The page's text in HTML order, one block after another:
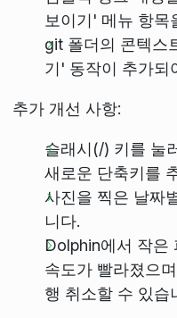
보이기' 메뉴 항목
git 폴더의 콘텍스
기' 동작이 추가되
추가 개선 사항:
슬래시(/) 키를 눌
새로운 단축키를
사진을 찍은 날짜
니다.
Dolphin에서 작은
속도가 빨라졌으
행 취소할 수 있습